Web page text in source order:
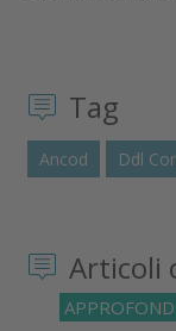
Tag
Ancod Ddl
Articoli